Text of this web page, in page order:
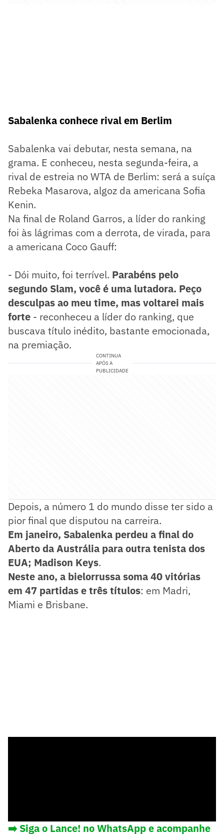
Sabalenka conhece rival em Berlim
Sabalenka vai debutar, nesta semana, na
grama. E conheceu, nesta segunda-feira, a
rival de estreia no WTA de Berlim: será a suíça
Rebeka Masarova, algoz da americana Sofia
Kenin.
Na final de Roland Garros, a líder do ranking
foi às lágrimas com a derrota, de virada, para
a americana Coco Gauff:
- Dói muito, foi terrível. Parabéns pelo
segundo Slam, você é uma lutadora. Peço
desculpas ao meu time, mas voltarei mais
forte - reconheceu a líder do ranking, que
buscava título inédito, bastante emocionada,
na premiação.
CONTINUA
APÓS A
PUBLICIDADE
Depois, a número 1 do mundo disse ter sido a
pior final que disputou na carreira.
Em janeiro, Sabalenka perdeu a final do
Aberto da Austrália para outra tenista dos
EUA; Madison Keys.
Neste ano, a bielorrussa soma 40 vitórias
em 47 partidas e três títulos: em Madri,
Miami e Brisbane.
➡️ Siga o Lance! no WhatsApp e acompanhe